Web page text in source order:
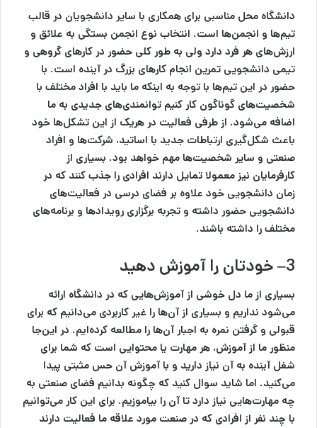
دانشگاه محل مناسبی برای همکاری با سایر دانشجویان در قالب
تیم‌ها و انجمن‌ها است. انتخاب نوع انجمن‌ بستگی به علائق و
ارزش‌های هر فرد دارد ولی به طور کلی حضور در کارهای گروهی و
تیمی دانشجویی تمرین انجام کارهای بزرگ در آینده است. با
حضور در این تیم‌ها با توجه به اینکه ما باید با افراد مختلف با
شخصیت‌های گوناگون کار کنیم توانمندی‌های جدیدی به ما
اضافه می‌شود. از طرفی فعالیت در هریک از این تشکل‌ها خود
باعث شکل‌گیری ارتباطات جدید با اساتید، شرکت‌ها و افراد
صنعتی و سایر شخصیت‌ها مهم خواهد بود. بسیاری از
کارفرمایان نیز معمولا تمایل دارند افرادی را جذب کنند که در
زمان دانشجویی خود علاوه بر فضای درسی در فعالیت‌های
دانشجویی حضور داشته و تجربه برگزاری رویدادها و برنامه‌های
مختلف را داشته باشند.
3– خودتان را آموزش دهید
بسیاری از ما دل خوشی از آموزش‌هایی که در دانشگاه ارائه
می‌شود نداریم و بسیاری از آن‌ها را غیر کاربردی می‌دانیم که برای
قبولی و گرفتن نمره به اجبار آن‌ها را مطالعه کرده‌ایم. در این‌جا
منظور ما از آموزش، هر مهارت یا محتوایی است که شما برای
شغل آینده به آن نیاز دارید و با آموزش آن حس مثبتی پیدا
می‌کنید. اما شاید سوال کنید که چگونه بدانیم فضای صنعتی به
چه مهارت‌هایی نیاز دارد تا آن را بیاموزیم. برای این کار می‌توانیم
با چند نفر از افرادی که در صنعت مورد علاقه ما فعالیت دارند